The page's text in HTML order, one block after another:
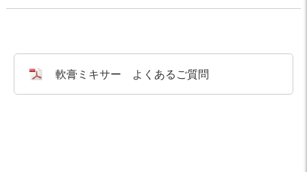
軟膏ミキサー よくあるご質問